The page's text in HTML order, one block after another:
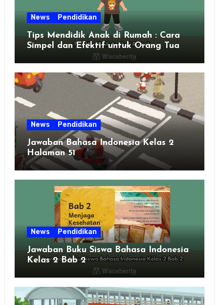
News Pendidikan
Tips Mendidik Anak di Rumah : Cara
Simpel dan Efektif untuk Orang Tua
Zaman Sekarang
News Pendidikan
Jawaban Bahasa Indonesia Kelas 2
Halaman 51
News Pendidikan
Jawaban Buku Siswa Bahasa Indonesia
Kelas 2 Bab 2